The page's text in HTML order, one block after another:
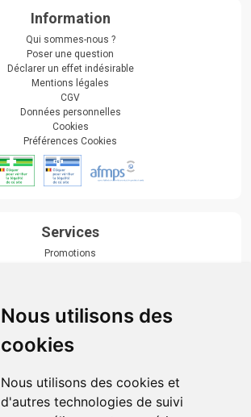
Nous utilisons des
cookies
Nous utilisons des cookies et
d'autres technologies de suivi
Information
Qui sommes-nous ?
Poser une question
Déclarer un effet indésirable
Mentions légales
CGV
Données personnelles
Cookies
Préférences Cookies
Services
Promotions
Actualités & conseils
Événements
Marques
Suivez-nous